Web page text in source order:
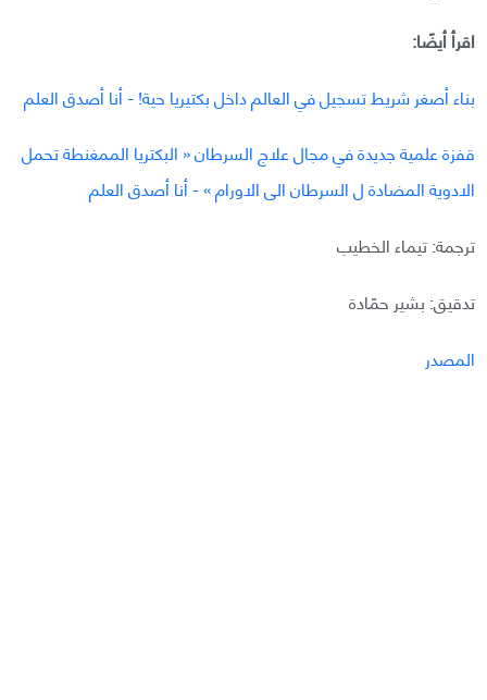
اقرأ أيضًا:
بناء أصغر شريط تسجيل في العالم داخل بكتيريا حية! - أنا أصدق العلم
قفزة علمية جديدة في مجال علاج السرطان « البكتريا الممغنطة تحمل
الادوية المضادة ل السرطان الى الاورام » - أنا أصدق العلم
ترجمة: تيماء الخطيب
تدقيق: بشير حمّادة
المصدر